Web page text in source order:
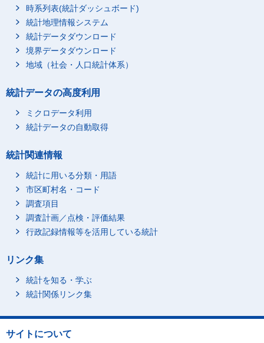
時系列表(統計ダッシュボード)
統計地理情報システム
統計データダウンロード
境界データダウンロード
地域（社会・人口統計体系）
統計データの高度利用
ミクロデータ利用
統計データの自動取得
統計関連情報
統計に用いる分類・用語
市区町村名・コード
調査項目
調査計画／点検・評価結果
行政記録情報等を活用している統計
リンク集
統計を知る・学ぶ
統計関係リンク集
サイトについて